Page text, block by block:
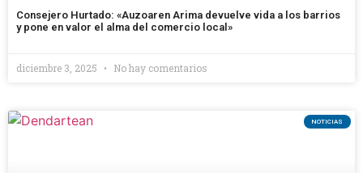
Consejero Hurtado: «Auzoaren Arima devuelve vida a los barrios
y pone en valor el alma del comercio local»
diciembre 3, 2025 No hay comentarios
NOTICIAS